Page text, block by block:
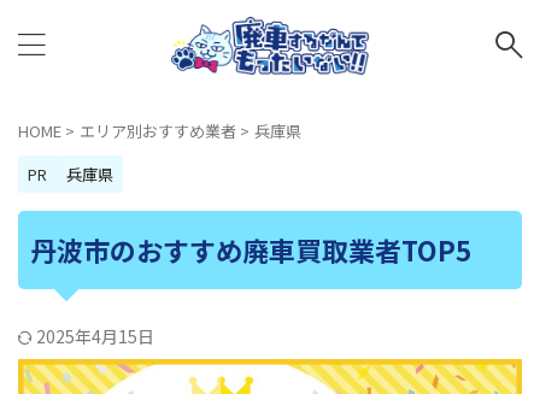
HOME > エリア別おすすめ業者 > 兵庫県
PR
兵庫県
丹波市のおすすめ廃車買取業者TOP5
2025年4月15日